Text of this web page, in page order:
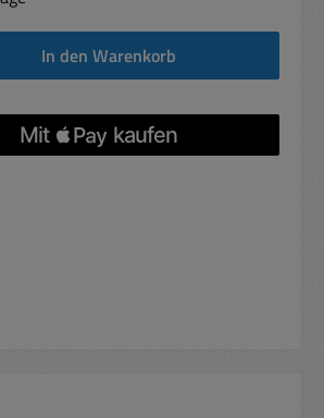
ein oder benutze die Schaltflächen um die
In den Warenkorb